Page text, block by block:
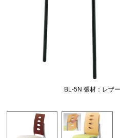
BL-5N 張材：レザ